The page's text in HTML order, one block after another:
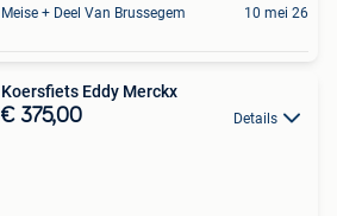
Meise + Deel Van Brussegem 10 mei 26
Koersfiets Eddy Merckx
€ 375,00 Details